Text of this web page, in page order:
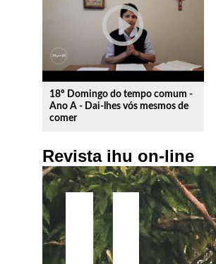
play_circle_outline
18º Domingo do tempo comum -
Ano A - Dai-lhes vós mesmos de
comer
Revista ihu on-line